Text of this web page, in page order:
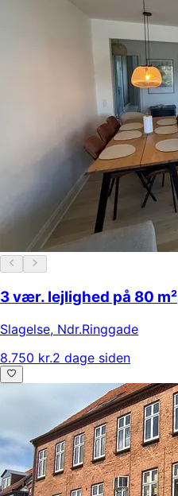
3 vær. lejlighed på 80 m²
Slagelse, Ndr.Ringgade
8.750 kr.2 dage siden